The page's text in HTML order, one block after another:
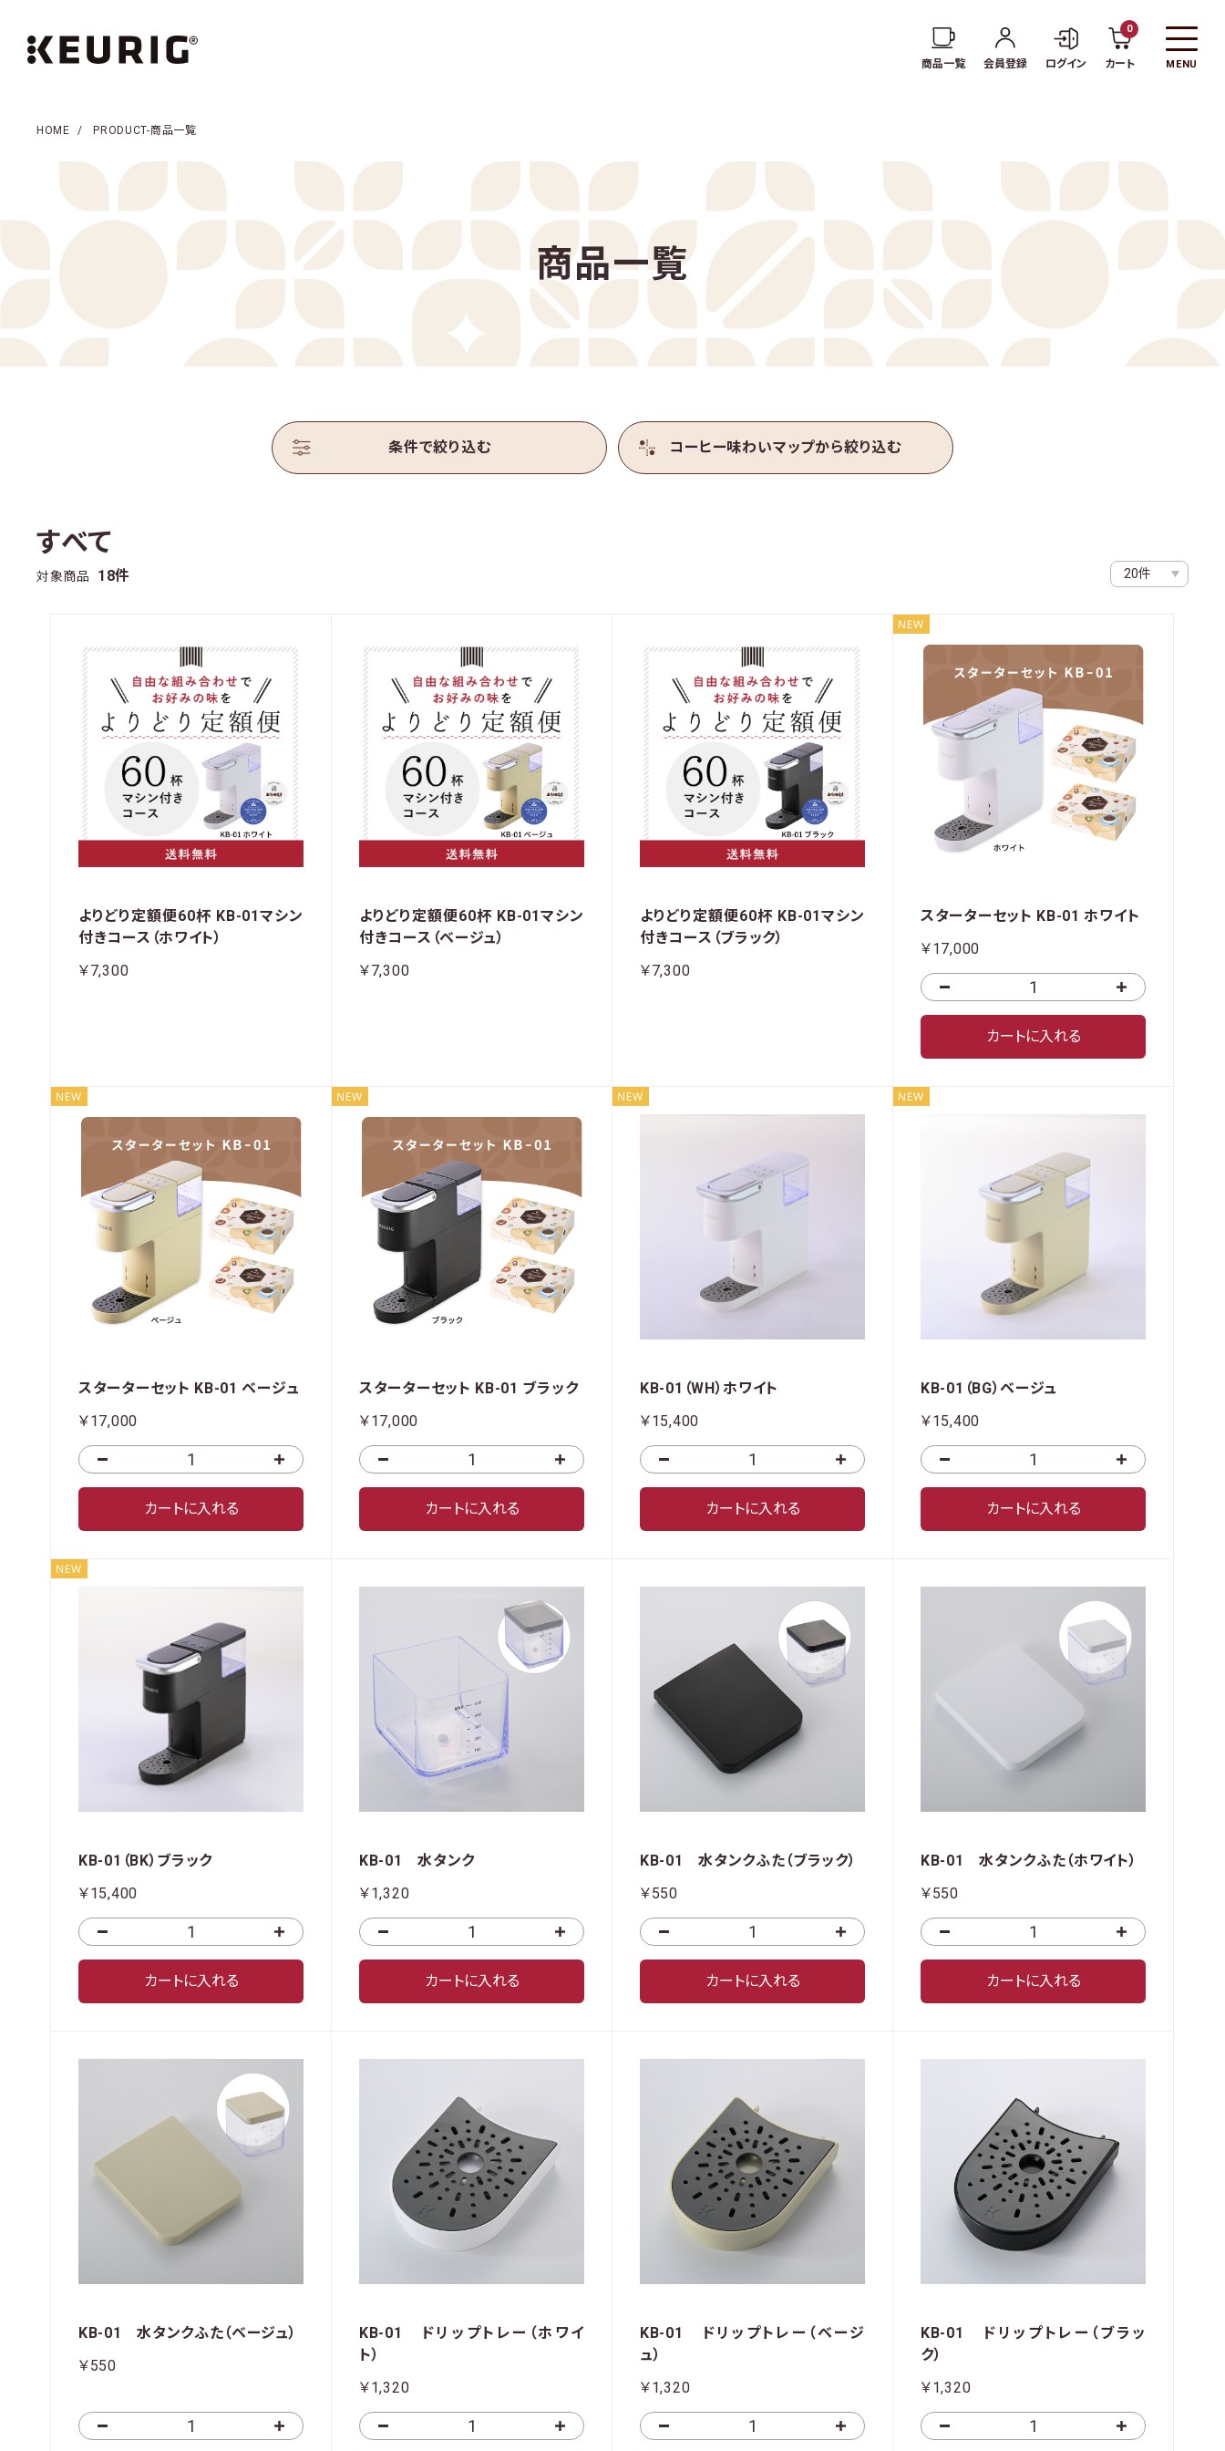
商品一覧 会員登録 ログイン
0
カート MENU
商品一覧 コーヒー一覧 お茶・紅茶一覧 アクセサリー一覧
KEURIGについて
新着情報
リサイクルプログラム
コーヒー診断
アレンジレシピ
お問い
HOME PRODUCT-商品一覧
商品一覧
条件で絞り込む コーヒー味わいマップから絞り込む
すべて
対象商品 18件
よりどり定額便60杯 KB-01マシン
付きコース（ホワイト）
￥7,300
よりどり定額便60杯 KB-01マシン
付きコース（ベージュ）
￥7,300
よりどり定額便60杯 KB-01マシン
付きコース（ブラック）
￥7,300
スターターセット KB-01 ホワイト
￥17,000
カートに入れる
スターターセット KB-01 ベージュ
￥17,000
カートに入れる
スターターセット KB-01 ブラック
￥17,000
カートに入れる
KB-01（WH）ホワイト
￥15,400
カートに入れる
KB-01（BG）ベージュ
￥15,400
カートに入れる
KB-01（BK）ブラック
￥15,400
カートに入れる
KB-01 水タンク
￥1,320
カートに入れる
KB-01 水タンクふた（ブラック）
￥550
カートに入れる
KB-01 水タンクふた（ホワイト）
￥550
カートに入れる
KB-01 水タンクふた（ベージュ）
￥550
KB-01 ドリップトレー（ホワイ
ト）
￥1,320
KB-01 ドリップトレー（ベージ
ュ）
￥1,320
KB-01 ドリップトレー（ブラッ
ク）
￥1,320